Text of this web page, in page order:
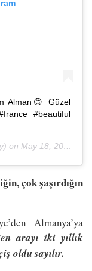
Alman😊 Güzel
#beautiful
on May 18, 2018 at 11:18am PDT
çok şaşırdığın
Almanya’ya
arayı iki yıllık
oldu sayılır.